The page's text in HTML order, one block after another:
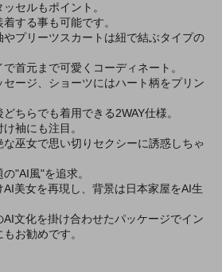
セルもポイント。
する事も可能です。
プリーツスカートは紐で結ぶタイプの
首元まで可愛くコーディネート。
ージ、ショーツにはハート柄をプリン
ちらでも着用できる2WAY仕様。
袖にも注目。
巫女で思い切りセクシーに誘惑しちゃ
"AI風"を追求。
美女を再現し、背景は日本家屋をAI生
文化を掛け合わせたパッケージでイン
お勧めです。